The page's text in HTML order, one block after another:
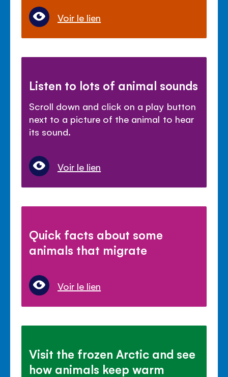
Voir le lien
Listen to lots of animal sounds
Scroll down and click on a play button
next to a picture of the animal to hear
its sound.
Voir le lien
Quick facts about some
animals that migrate
Voir le lien
Visit the frozen Arctic and see
how animals keep warm